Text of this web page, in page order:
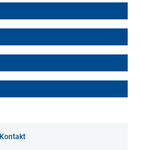
Kontakt